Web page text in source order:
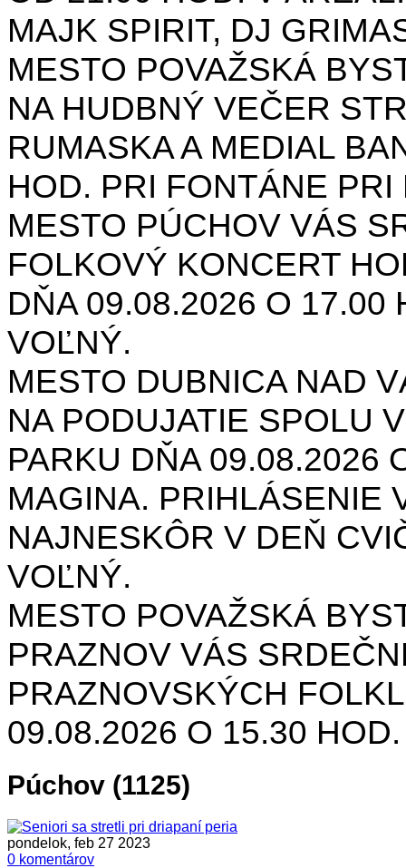
MAJK SPIRIT, DJ
MESTO POVAŽSKÁ
NA HUDBNÝ VEČER
RUMASKA A MEDIAL
HOD. PRI FONTÁNE PRI
MESTO PÚCHOV VÁS
FOLKOVÝ KONCERT
DŇA 09.08.2026 O 17.00
VOĽNÝ.
MESTO DUBNICA NAD
NA PODUJATIE SPOLU
PARKU DŇA 09.08.2026
MAGINA. PRIHLÁSENIE
NAJNESKÔR V DEŇ
VOĽNÝ.
MESTO POVAŽSKÁ
PRAZNOV VÁS
PRAZNOVSKÝCH
09.08.2026 O 15.30
Púchov (1125)
pondelok, feb 27 2023
0 komentárov